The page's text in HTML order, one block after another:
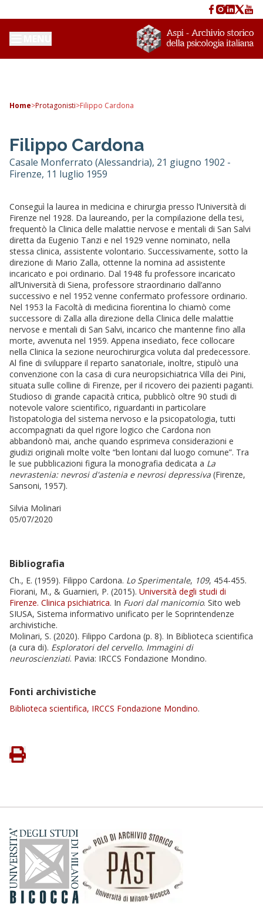
Home>Protagonisti>Filippo Cardona
Filippo Cardona
Casale Monferrato (Alessandria), 21 giugno 1902 -
Firenze, 11 luglio 1959
Conseguì la laurea in medicina e chirurgia presso l’Università di
Firenze nel 1928. Da laureando, per la compilazione della tesi,
frequentò la Clinica delle malattie nervose e mentali di San Salvi
diretta da Eugenio Tanzi e nel 1929 venne nominato, nella
stessa clinica, assistente volontario. Successivamente, sotto la
direzione di Mario Zalla, ottenne la nomina ad assistente
incaricato e poi ordinario. Dal 1948 fu professore incaricato
all’Università di Siena, professore straordinario dall’anno
successivo e nel 1952 venne confermato professore ordinario.
Nel 1953 la Facoltà di medicina fiorentina lo chiamò come
successore di Zalla alla direzione della Clinica delle malattie
nervose e mentali di San Salvi, incarico che mantenne fino alla
morte, avvenuta nel 1959. Appena insediato, fece collocare
nella Clinica la sezione neurochirurgica voluta dal predecessore.
Al fine di sviluppare il reparto sanatoriale, inoltre, stipulò una
convenzione con la casa di cura neuropsichiatrica Villa dei Pini,
situata sulle colline di Firenze, per il ricovero dei pazienti paganti.
Studioso di grande capacità critica, pubblicò oltre 90 studi di
notevole valore scientifico, riguardanti in particolare
l’istopatologia del sistema nervoso e la psicopatologia, tutti
accompagnati da quel rigore logico che Cardona non
abbandonò mai, anche quando esprimeva considerazioni e
giudizi originali molte volte “ben lontani dal luogo comune”. Tra
le sue pubblicazioni figura la monografia dedicata a La
nevrastenia: nevrosi d'astenia e nevrosi depressiva (Firenze,
Sansoni, 1957).
Silvia Molinari
05/07/2020
Bibliografia
Ch., E. (1959). Filippo Cardona. Lo Sperimentale, 109, 454-455.
Fiorani, M., & Guarnieri, P. (2015). Università degli studi di
Firenze. Clinica psichiatrica. In Fuori dal manicomio. Sito web
SIUSA, Sistema informativo unificato per le Soprintendenze
archivistiche.
Molinari, S. (2020). Filippo Cardona (p. 8). In Biblioteca scientifica
(a cura di). Esploratori del cervello. Immagini di
neuroscienziati. Pavia: IRCCS Fondazione Mondino.
Fonti archivistiche
Biblioteca scientifica, IRCCS Fondazione Mondino.